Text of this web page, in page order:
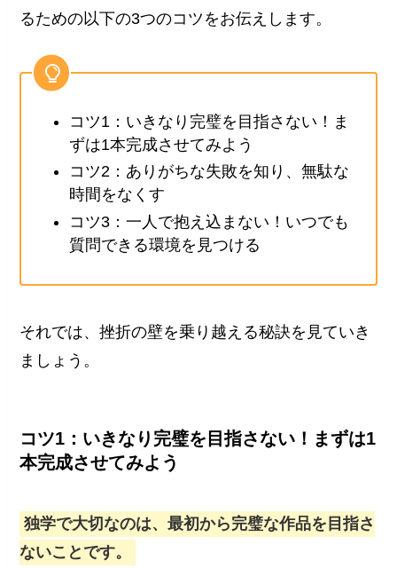
るための以下の3つのコツをお伝えします。
コツ1：いきなり完璧を目指さない！ま
ずは1本完成させてみよう
コツ2：ありがちな失敗を知り、無駄な
時間をなくす
コツ3：一人で抱え込まない！いつでも
質問できる環境を見つける
それでは、挫折の壁を乗り越える秘訣を見ていき
ましょう。
コツ1：いきなり完璧を目指さない！まずは1
本完成させてみよう
独学で大切なのは、最初から完璧な作品を目指さ
ないことです。